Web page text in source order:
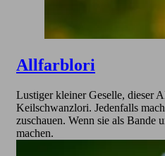
Allfarblori
Lustiger kleiner Geselle, dieser
Keilschwanzlori. Jedenfalls
zuschauen. Wenn sie als Bande
machen.